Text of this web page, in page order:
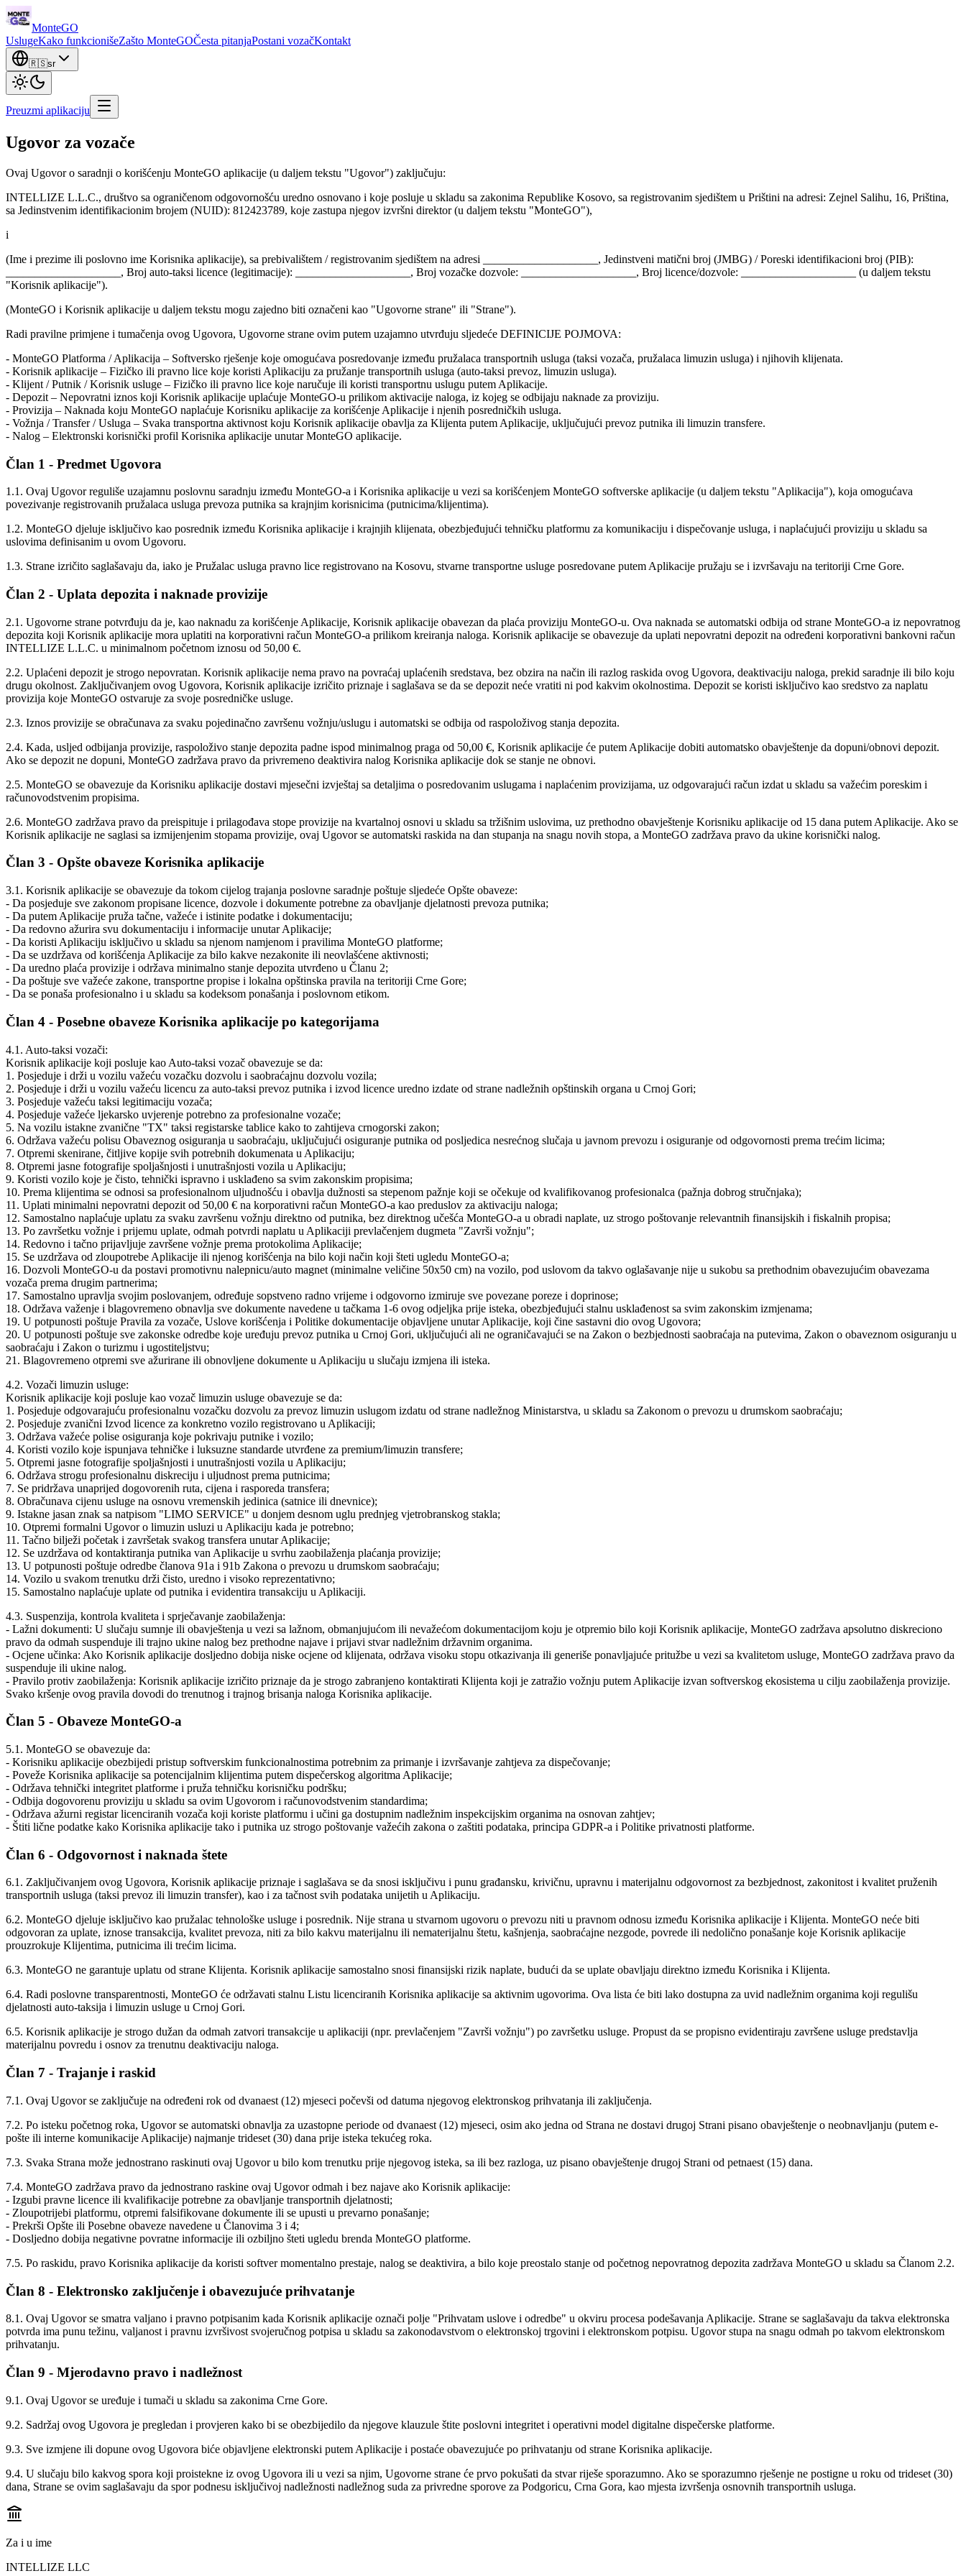
MonteGO
UslugeKako funkcionišeZašto MonteGOČesta pitanjaPostani vozačKontakt
🇷🇸sr
Preuzmi aplikaciju
Ugovor za vozače
Ovaj Ugovor o saradnji o korišćenju MonteGO aplikacije (u daljem tekstu "Ugovor") zaključuju:
INTELLIZE L.L.C., društvo sa ograničenom odgovornošću uredno osnovano i koje posluje u skladu sa zakonima Republike Kosovo, sa registrovanim sjedištem u Prištini na adresi: Zejnel Salihu, 16, Priština,
sa Jedinstvenim identifikacionim brojem (NUID): 812423789, koje zastupa njegov izvršni direktor (u daljem tekstu "MonteGO"),
i
(Ime i prezime ili poslovno ime Korisnika aplikacije), sa prebivalištem / registrovanim sjedištem na adresi ____________________, Jedinstveni matični broj (JMBG) / Poreski identifikacioni broj (PIB):
____________________, Broj auto-taksi licence (legitimacije): ____________________, Broj vozačke dozvole: ____________________, Broj licence/dozvole: ____________________ (u daljem tekstu
"Korisnik aplikacije").
(MonteGO i Korisnik aplikacije u daljem tekstu mogu zajedno biti označeni kao "Ugovorne strane" ili "Strane").
Radi pravilne primjene i tumačenja ovog Ugovora, Ugovorne strane ovim putem uzajamno utvrđuju sljedeće DEFINICIJE POJMOVA:
- MonteGO Platforma / Aplikacija – Softversko rješenje koje omogućava posredovanje između pružalaca transportnih usluga (taksi vozača, pružalaca limuzin usluga) i njihovih klijenata.
- Korisnik aplikacije – Fizičko ili pravno lice koje koristi Aplikaciju za pružanje transportnih usluga (auto-taksi prevoz, limuzin usluga).
- Klijent / Putnik / Korisnik usluge – Fizičko ili pravno lice koje naručuje ili koristi transportnu uslugu putem Aplikacije.
- Depozit – Nepovratni iznos koji Korisnik aplikacije uplaćuje MonteGO-u prilikom aktivacije naloga, iz kojeg se odbijaju naknade za proviziju.
- Provizija – Naknada koju MonteGO naplaćuje Korisniku aplikacije za korišćenje Aplikacije i njenih posredničkih usluga.
- Vožnja / Transfer / Usluga – Svaka transportna aktivnost koju Korisnik aplikacije obavlja za Klijenta putem Aplikacije, uključujući prevoz putnika ili limuzin transfere.
- Nalog – Elektronski korisnički profil Korisnika aplikacije unutar MonteGO aplikacije.
Član 1 - Predmet Ugovora
1.1. Ovaj Ugovor reguliše uzajamnu poslovnu saradnju između MonteGO-a i Korisnika aplikacije u vezi sa korišćenjem MonteGO softverske aplikacije (u daljem tekstu "Aplikacija"), koja omogućava
povezivanje registrovanih pružalaca usluga prevoza putnika sa krajnjim korisnicima (putnicima/klijentima).
1.2. MonteGO djeluje isključivo kao posrednik između Korisnika aplikacije i krajnjih klijenata, obezbjeđujući tehničku platformu za komunikaciju i dispečovanje usluga, i naplaćujući proviziju u skladu sa
uslovima definisanim u ovom Ugovoru.
1.3. Strane izričito saglašavaju da, iako je Pružalac usluga pravno lice registrovano na Kosovu, stvarne transportne usluge posredovane putem Aplikacije pružaju se i izvršavaju na teritoriji Crne Gore.
Član 2 - Uplata depozita i naknade provizije
2.1. Ugovorne strane potvrđuju da je, kao naknadu za korišćenje Aplikacije, Korisnik aplikacije obavezan da plaća proviziju MonteGO-u. Ova naknada se automatski odbija od strane MonteGO-a iz nepovratnog
depozita koji Korisnik aplikacije mora uplatiti na korporativni račun MonteGO-a prilikom kreiranja naloga. Korisnik aplikacije se obavezuje da uplati nepovratni depozit na određeni korporativni bankovni račun
INTELLIZE L.L.C. u minimalnom početnom iznosu od 50,00 €.
2.2. Uplaćeni depozit je strogo nepovratan. Korisnik aplikacije nema pravo na povraćaj uplaćenih sredstava, bez obzira na način ili razlog raskida ovog Ugovora, deaktivaciju naloga, prekid saradnje ili bilo koju
drugu okolnost. Zaključivanjem ovog Ugovora, Korisnik aplikacije izričito priznaje i saglašava se da se depozit neće vratiti ni pod kakvim okolnostima. Depozit se koristi isključivo kao sredstvo za naplatu
provizija koje MonteGO ostvaruje za svoje posredničke usluge.
2.3. Iznos provizije se obračunava za svaku pojedinačno završenu vožnju/uslugu i automatski se odbija od raspoloživog stanja depozita.
2.4. Kada, usljed odbijanja provizije, raspoloživo stanje depozita padne ispod minimalnog praga od 50,00 €, Korisnik aplikacije će putem Aplikacije dobiti automatsko obavještenje da dopuni/obnovi depozit.
Ako se depozit ne dopuni, MonteGO zadržava pravo da privremeno deaktivira nalog Korisnika aplikacije dok se stanje ne obnovi.
2.5. MonteGO se obavezuje da Korisniku aplikacije dostavi mjesečni izvještaj sa detaljima o posredovanim uslugama i naplaćenim provizijama, uz odgovarajući račun izdat u skladu sa važećim poreskim i
računovodstvenim propisima.
2.6. MonteGO zadržava pravo da preispituje i prilagođava stope provizije na kvartalnoj osnovi u skladu sa tržišnim uslovima, uz prethodno obavještenje Korisniku aplikacije od 15 dana putem Aplikacije. Ako se
Korisnik aplikacije ne saglasi sa izmijenjenim stopama provizije, ovaj Ugovor se automatski raskida na dan stupanja na snagu novih stopa, a MonteGO zadržava pravo da ukine korisnički nalog.
Član 3 - Opšte obaveze Korisnika aplikacije
3.1. Korisnik aplikacije se obavezuje da tokom cijelog trajanja poslovne saradnje poštuje sljedeće Opšte obaveze:
- Da posjeduje sve zakonom propisane licence, dozvole i dokumente potrebne za obavljanje djelatnosti prevoza putnika;
- Da putem Aplikacije pruža tačne, važeće i istinite podatke i dokumentaciju;
- Da redovno ažurira svu dokumentaciju i informacije unutar Aplikacije;
- Da koristi Aplikaciju isključivo u skladu sa njenom namjenom i pravilima MonteGO platforme;
- Da se uzdržava od korišćenja Aplikacije za bilo kakve nezakonite ili neovlašćene aktivnosti;
- Da uredno plaća provizije i održava minimalno stanje depozita utvrđeno u Članu 2;
- Da poštuje sve važeće zakone, transportne propise i lokalna opštinska pravila na teritoriji Crne Gore;
- Da se ponaša profesionalno i u skladu sa kodeksom ponašanja i poslovnom etikom.
Član 4 - Posebne obaveze Korisnika aplikacije po kategorijama
4.1. Auto-taksi vozači:
Korisnik aplikacije koji posluje kao Auto-taksi vozač obavezuje se da:
1. Posjeduje i drži u vozilu važeću vozačku dozvolu i saobraćajnu dozvolu vozila;
2. Posjeduje i drži u vozilu važeću licencu za auto-taksi prevoz putnika i izvod licence uredno izdate od strane nadležnih opštinskih organa u Crnoj Gori;
3. Posjeduje važeću taksi legitimaciju vozača;
4. Posjeduje važeće ljekarsko uvjerenje potrebno za profesionalne vozače;
5. Na vozilu istakne zvanične "TX" taksi registarske tablice kako to zahtijeva crnogorski zakon;
6. Održava važeću polisu Obaveznog osiguranja u saobraćaju, uključujući osiguranje putnika od posljedica nesrećnog slučaja u javnom prevozu i osiguranje od odgovornosti prema trećim licima;
7. Otpremi skenirane, čitljive kopije svih potrebnih dokumenata u Aplikaciju;
8. Otpremi jasne fotografije spoljašnjosti i unutrašnjosti vozila u Aplikaciju;
9. Koristi vozilo koje je čisto, tehnički ispravno i usklađeno sa svim zakonskim propisima;
10. Prema klijentima se odnosi sa profesionalnom uljudnošću i obavlja dužnosti sa stepenom pažnje koji se očekuje od kvalifikovanog profesionalca (pažnja dobrog stručnjaka);
11. Uplati minimalni nepovratni depozit od 50,00 € na korporativni račun MonteGO-a kao preduslov za aktivaciju naloga;
12. Samostalno naplaćuje uplatu za svaku završenu vožnju direktno od putnika, bez direktnog učešća MonteGO-a u obradi naplate, uz strogo poštovanje relevantnih finansijskih i fiskalnih propisa;
13. Po završetku vožnje i prijemu uplate, odmah potvrdi naplatu u Aplikaciji prevlačenjem dugmeta "Završi vožnju";
14. Redovno i tačno prijavljuje završene vožnje prema protokolima Aplikacije;
15. Se uzdržava od zloupotrebe Aplikacije ili njenog korišćenja na bilo koji način koji šteti ugledu MonteGO-a;
16. Dozvoli MonteGO-u da postavi promotivnu nalepnicu/auto magnet (minimalne veličine 50x50 cm) na vozilo, pod uslovom da takvo oglašavanje nije u sukobu sa prethodnim obavezujućim obavezama
vozača prema drugim partnerima;
17. Samostalno upravlja svojim poslovanjem, određuje sopstveno radno vrijeme i odgovorno izmiruje sve povezane poreze i doprinose;
18. Održava važenje i blagovremeno obnavlja sve dokumente navedene u tačkama 1-6 ovog odjeljka prije isteka, obezbjeđujući stalnu usklađenost sa svim zakonskim izmjenama;
19. U potpunosti poštuje Pravila za vozače, Uslove korišćenja i Politike dokumentacije objavljene unutar Aplikacije, koji čine sastavni dio ovog Ugovora;
20. U potpunosti poštuje sve zakonske odredbe koje uređuju prevoz putnika u Crnoj Gori, uključujući ali ne ograničavajući se na Zakon o bezbjednosti saobraćaja na putevima, Zakon o obaveznom osiguranju u
saobraćaju i Zakon o turizmu i ugostiteljstvu;
21. Blagovremeno otpremi sve ažurirane ili obnovljene dokumente u Aplikaciju u slučaju izmjena ili isteka.
4.2. Vozači limuzin usluge:
Korisnik aplikacije koji posluje kao vozač limuzin usluge obavezuje se da:
1. Posjeduje odgovarajuću profesionalnu vozačku dozvolu za prevoz limuzin uslugom izdatu od strane nadležnog Ministarstva, u skladu sa Zakonom o prevozu u drumskom saobraćaju;
2. Posjeduje zvanični Izvod licence za konkretno vozilo registrovano u Aplikaciji;
3. Održava važeće polise osiguranja koje pokrivaju putnike i vozilo;
4. Koristi vozilo koje ispunjava tehničke i luksuzne standarde utvrđene za premium/limuzin transfere;
5. Otpremi jasne fotografije spoljašnjosti i unutrašnjosti vozila u Aplikaciju;
6. Održava strogu profesionalnu diskreciju i uljudnost prema putnicima;
7. Se pridržava unaprijed dogovorenih ruta, cijena i rasporeda transfera;
8. Obračunava cijenu usluge na osnovu vremenskih jedinica (satnice ili dnevnice);
9. Istakne jasan znak sa natpisom "LIMO SERVICE" u donjem desnom uglu prednjeg vjetrobranskog stakla;
10. Otpremi formalni Ugovor o limuzin usluzi u Aplikaciju kada je potrebno;
11. Tačno bilježi početak i završetak svakog transfera unutar Aplikacije;
12. Se uzdržava od kontaktiranja putnika van Aplikacije u svrhu zaobilaženja plaćanja provizije;
13. U potpunosti poštuje odredbe članova 91a i 91b Zakona o prevozu u drumskom saobraćaju;
14. Vozilo u svakom trenutku drži čisto, uredno i visoko reprezentativno;
15. Samostalno naplaćuje uplate od putnika i evidentira transakciju u Aplikaciji.
4.3. Suspenzija, kontrola kvaliteta i sprječavanje zaobilaženja:
- Lažni dokumenti: U slučaju sumnje ili obavještenja u vezi sa lažnom, obmanjujućom ili nevažećom dokumentacijom koju je otpremio bilo koji Korisnik aplikacije, MonteGO zadržava apsolutno diskreciono
pravo da odmah suspenduje ili trajno ukine nalog bez prethodne najave i prijavi stvar nadležnim državnim organima.
- Ocjene učinka: Ako Korisnik aplikacije dosljedno dobija niske ocjene od klijenata, održava visoku stopu otkazivanja ili generiše ponavljajuće pritužbe u vezi sa kvalitetom usluge, MonteGO zadržava pravo da
suspenduje ili ukine nalog.
- Pravilo protiv zaobilaženja: Korisnik aplikacije izričito priznaje da je strogo zabranjeno kontaktirati Klijenta koji je zatražio vožnju putem Aplikacije izvan softverskog ekosistema u cilju zaobilaženja provizije.
Svako kršenje ovog pravila dovodi do trenutnog i trajnog brisanja naloga Korisnika aplikacije.
Član 5 - Obaveze MonteGO-a
5.1. MonteGO se obavezuje da:
- Korisniku aplikacije obezbijedi pristup softverskim funkcionalnostima potrebnim za primanje i izvršavanje zahtjeva za dispečovanje;
- Poveže Korisnika aplikacije sa potencijalnim klijentima putem dispečerskog algoritma Aplikacije;
- Održava tehnički integritet platforme i pruža tehničku korisničku podršku;
- Odbija dogovorenu proviziju u skladu sa ovim Ugovorom i računovodstvenim standardima;
- Održava ažurni registar licenciranih vozača koji koriste platformu i učini ga dostupnim nadležnim inspekcijskim organima na osnovan zahtjev;
- Štiti lične podatke kako Korisnika aplikacije tako i putnika uz strogo poštovanje važećih zakona o zaštiti podataka, principa GDPR-a i Politike privatnosti platforme.
Član 6 - Odgovornost i naknada štete
6.1. Zaključivanjem ovog Ugovora, Korisnik aplikacije priznaje i saglašava se da snosi isključivu i punu građansku, krivičnu, upravnu i materijalnu odgovornost za bezbjednost, zakonitost i kvalitet pruženih
transportnih usluga (taksi prevoz ili limuzin transfer), kao i za tačnost svih podataka unijetih u Aplikaciju.
6.2. MonteGO djeluje isključivo kao pružalac tehnološke usluge i posrednik. Nije strana u stvarnom ugovoru o prevozu niti u pravnom odnosu između Korisnika aplikacije i Klijenta. MonteGO neće biti
odgovoran za uplate, iznose transakcija, kvalitet prevoza, niti za bilo kakvu materijalnu ili nematerijalnu štetu, kašnjenja, saobraćajne nezgode, povrede ili nedolično ponašanje koje Korisnik aplikacije
prouzrokuje Klijentima, putnicima ili trećim licima.
6.3. MonteGO ne garantuje uplatu od strane Klijenta. Korisnik aplikacije samostalno snosi finansijski rizik naplate, budući da se uplate obavljaju direktno između Korisnika i Klijenta.
6.4. Radi poslovne transparentnosti, MonteGO će održavati stalnu Listu licenciranih Korisnika aplikacije sa aktivnim ugovorima. Ova lista će biti lako dostupna za uvid nadležnim organima koji regulišu
djelatnosti auto-taksija i limuzin usluge u Crnoj Gori.
6.5. Korisnik aplikacije je strogo dužan da odmah zatvori transakcije u aplikaciji (npr. prevlačenjem "Završi vožnju") po završetku usluge. Propust da se propisno evidentiraju završene usluge predstavlja
materijalnu povredu i osnov za trenutnu deaktivaciju naloga.
Član 7 - Trajanje i raskid
7.1. Ovaj Ugovor se zaključuje na određeni rok od dvanaest (12) mjeseci počevši od datuma njegovog elektronskog prihvatanja ili zaključenja.
7.2. Po isteku početnog roka, Ugovor se automatski obnavlja za uzastopne periode od dvanaest (12) mjeseci, osim ako jedna od Strana ne dostavi drugoj Strani pisano obavještenje o neobnavljanju (putem e-
pošte ili interne komunikacije Aplikacije) najmanje trideset (30) dana prije isteka tekućeg roka.
7.3. Svaka Strana može jednostrano raskinuti ovaj Ugovor u bilo kom trenutku prije njegovog isteka, sa ili bez razloga, uz pisano obavještenje drugoj Strani od petnaest (15) dana.
7.4. MonteGO zadržava pravo da jednostrano raskine ovaj Ugovor odmah i bez najave ako Korisnik aplikacije:
- Izgubi pravne licence ili kvalifikacije potrebne za obavljanje transportnih djelatnosti;
- Zloupotrijebi platformu, otpremi falsifikovane dokumente ili se upusti u prevarno ponašanje;
- Prekrši Opšte ili Posebne obaveze navedene u Članovima 3 i 4;
- Dosljedno dobija negativne povratne informacije ili ozbiljno šteti ugledu brenda MonteGO platforme.
7.5. Po raskidu, pravo Korisnika aplikacije da koristi softver momentalno prestaje, nalog se deaktivira, a bilo koje preostalo stanje od početnog nepovratnog depozita zadržava MonteGO u skladu sa Članom 2.2.
Član 8 - Elektronsko zaključenje i obavezujuće prihvatanje
8.1. Ovaj Ugovor se smatra valjano i pravno potpisanim kada Korisnik aplikacije označi polje "Prihvatam uslove i odredbe" u okviru procesa podešavanja Aplikacije. Strane se saglašavaju da takva elektronska
potvrda ima punu težinu, valjanost i pravnu izvršivost svojeručnog potpisa u skladu sa zakonodavstvom o elektronskoj trgovini i elektronskom potpisu. Ugovor stupa na snagu odmah po takvom elektronskom
prihvatanju.
Član 9 - Mjerodavno pravo i nadležnost
9.1. Ovaj Ugovor se uređuje i tumači u skladu sa zakonima Crne Gore.
9.2. Sadržaj ovog Ugovora je pregledan i provjeren kako bi se obezbijedilo da njegove klauzule štite poslovni integritet i operativni model digitalne dispečerske platforme.
9.3. Sve izmjene ili dopune ovog Ugovora biće objavljene elektronski putem Aplikacije i postaće obavezujuće po prihvatanju od strane Korisnika aplikacije.
9.4. U slučaju bilo kakvog spora koji proistekne iz ovog Ugovora ili u vezi sa njim, Ugovorne strane će prvo pokušati da stvar riješe sporazumno. Ako se sporazumno rješenje ne postigne u roku od trideset (30)
dana, Strane se ovim saglašavaju da spor podnesu isključivoj nadležnosti nadležnog suda za privredne sporove za Podgoricu, Crna Gora, kao mjesta izvršenja osnovnih transportnih usluga.
Za i u ime
INTELLIZE LLC